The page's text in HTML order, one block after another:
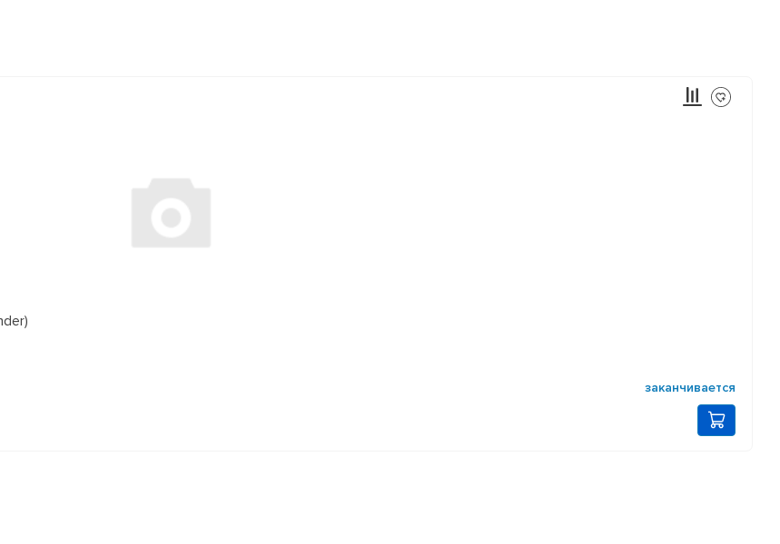
заканчивается